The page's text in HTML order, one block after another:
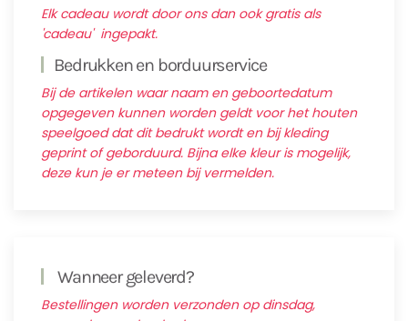
Elk cadeau wordt door ons dan ook gratis als
'cadeau' ingepakt.
Bedrukken en borduurservice
Bij de artikelen waar naam en geboortedatum
opgegeven kunnen worden geldt voor het houten
speelgoed dat dit bedrukt wordt en bij kleding
geprint of geborduurd. Bijna elke kleur is mogelijk,
deze kun je er meteen bij vermelden.
Wanneer geleverd?
Bestellingen worden verzonden op dinsdag,